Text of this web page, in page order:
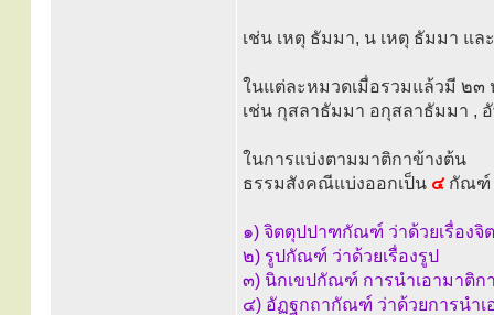
เช่น เหตุ ธัมมา, น เหตุ ธัมมา แ
ในแต่ละหมวดเมื่อรวมแล้วมี ๒๓
เช่น กุสลาธัมมา อกุสลาธัมมา ,
ในการแบ่งตามมาติกาข้างต้น
ธรรมสังคณีแบ่งออกเป็น ๔ กัณฑ์
๑) จิตตุปปาฑกัณฑ์ ว่าด้วยเรื่องจิ
๒) รูปกัณฑ์ ว่าด้วยเรื่องรูป
๓) นิกเขปกัณฑ์ การนำเอามาติก
๔) อัฏฐกถากัณฑ์ ว่าด้วยการนำเ